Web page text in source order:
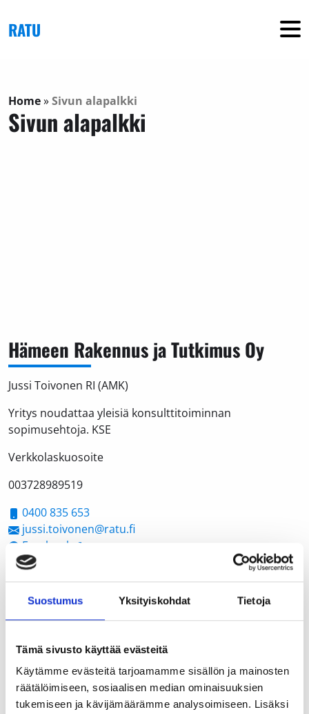
Suostumus Yksityiskohdat Tietoja
Tämä sivusto käyttää evästeitä
Käytämme evästeitä tarjoamamme sisällön ja mainosten
räätälöimiseen, sosiaalisen median ominaisuuksien
tukemiseen ja kävijämäärämme analysoimiseen. Lisäksi
RATU
Home»Sivun alapalkki
Sivun alapalkki
Hämeen Rakennus ja Tutkimus Oy
Jussi Toivonen RI (AMK)
Yritys noudattaa yleisiä konsulttitoiminnan
sopimusehtoja. KSE
Verkkolaskuosoite
003728989519
0400 835 653
jussi.toivonen@ratu.fi
Facebook
Santeri Rouhento
santeri.rouhento@ratu.fi